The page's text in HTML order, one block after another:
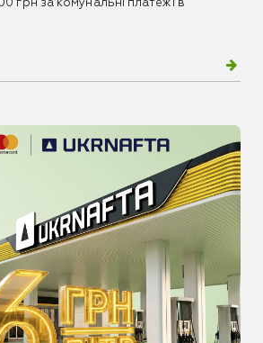
грн за комунальні платежі в